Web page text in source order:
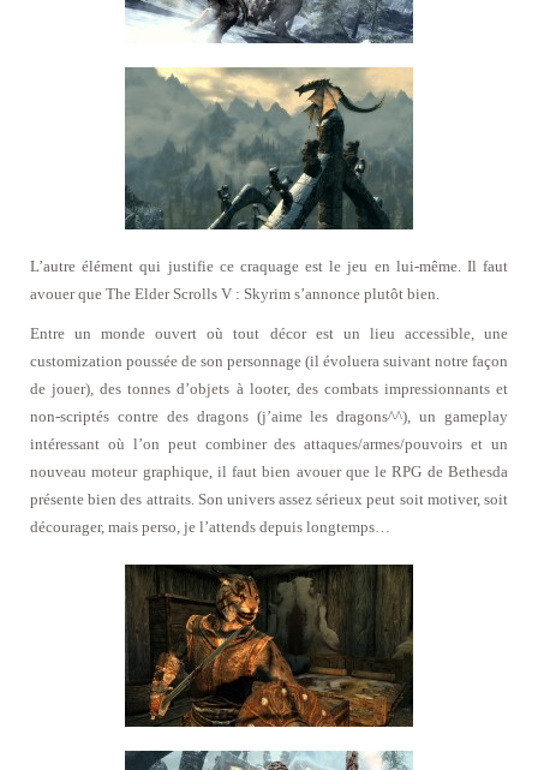
L’autre élément qui justifie ce craquage est le jeu en lui-même. Il faut
avouer que The Elder Scrolls V : Skyrim s’annonce plutôt bien.
Entre un monde ouvert où tout décor est un lieu accessible, une
customization poussée de son personnage (il évoluera suivant notre façon
de jouer), des tonnes d’objets à looter, des combats impressionnants et
non-scriptés contre des dragons (j’aime les dragons^^), un gameplay
intéressant où l’on peut combiner des attaques/armes/pouvoirs et un
nouveau moteur graphique, il faut bien avouer que le RPG de Bethesda
présente bien des attraits. Son univers assez sérieux peut soit motiver, soit
décourager, mais perso, je l’attends depuis longtemps…